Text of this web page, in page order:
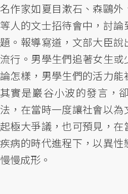
名作家如夏目漱石、森鷗
等人的文士招待會中，討
題。報導寫道，文部大臣
流行。男學生們追著女生
論怎樣，男學生們的活力
其實是巖谷小波的發言，
法，在當時一度讓社會以
起極大爭議，也可預見，
疾病的時代進程下，以異
慢慢成形。